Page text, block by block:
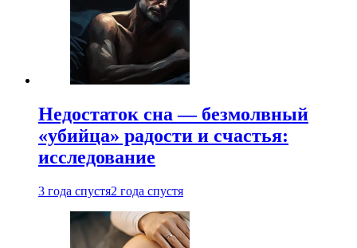
Недостаток сна — безмолвный
«убийца» радости и счастья:
исследование
3 года спустя2 года спустя